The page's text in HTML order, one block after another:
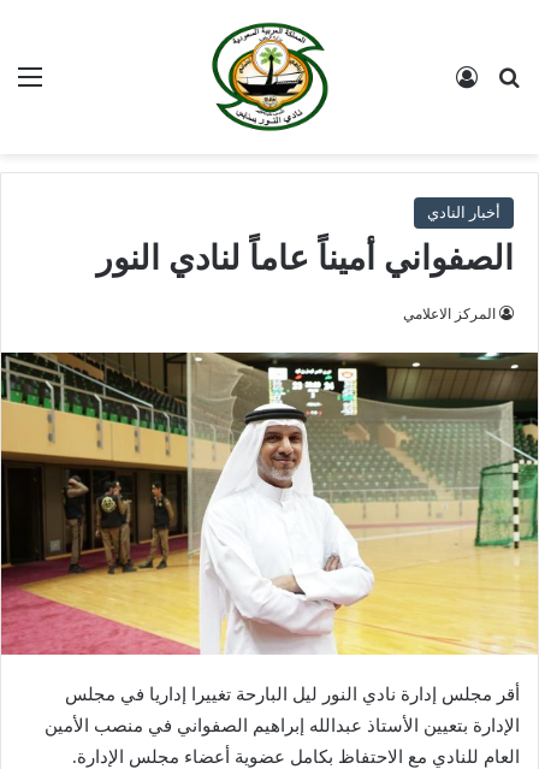
بحث عن
أخبار النادي
الصفواني أميناً عاماً لنادي النور
المركز الاعلامي
أقر مجلس إدارة نادي النور ليل البارحة تغييرا إداريا في مجلس
الإدارة بتعيين الأستاذ عبدالله إبراهيم الصفواني في منصب الأمين
العام للنادي مع الاحتفاظ بكامل عضوية أعضاء مجلس الإدارة.